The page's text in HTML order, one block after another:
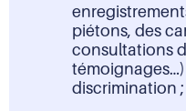
piétons, des
consultations
discrimination ;